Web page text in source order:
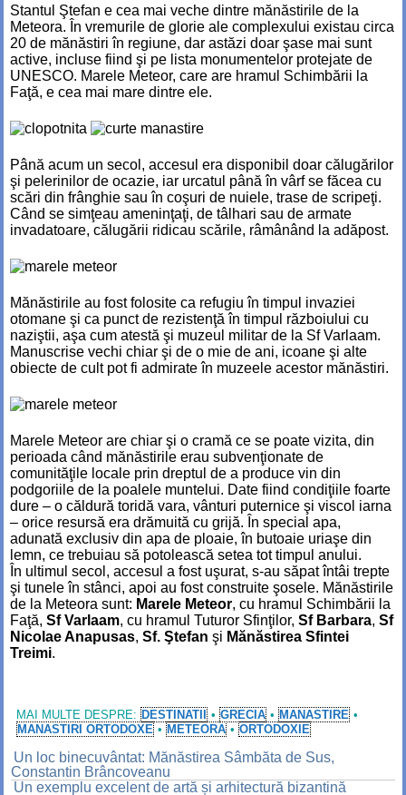
Stantul Ştefan e cea mai veche dintre mănăstirile de la
Meteora. În vremurile de glorie ale complexului existau circa
20 de mănăstiri în regiune, dar astăzi doar şase mai sunt
active, incluse fiind şi pe lista monumentelor protejate de
UNESCO. Marele Meteor, care are hramul Schimbării la
Faţă, e cea mai mare dintre ele.
Până acum un secol, accesul era disponibil doar călugărilor
şi pelerinilor de ocazie, iar urcatul până în vârf se făcea cu
scări din frânghie sau în coşuri de nuiele, trase de scripeţi.
Când se simţeau ameninţaţi, de tâlhari sau de armate
invadatoare, călugării ridicau scările, râmânând la adăpost.
Mănăstirile au fost folosite ca refugiu în timpul invaziei
otomane şi ca punct de rezistenţă în timpul războiului cu
naziştii, aşa cum atestă şi muzeul militar de la Sf Varlaam.
Manuscrise vechi chiar şi de o mie de ani, icoane şi alte
obiecte de cult pot fi admirate în muzeele acestor mănăstiri.
Marele Meteor are chiar şi o cramă ce se poate vizita, din
perioada când mănăstirile erau subvenţionate de
comunităţile locale prin dreptul de a produce vin din
podgoriile de la poalele muntelui. Date fiind condiţiile foarte
dure – o căldură toridă vara, vânturi puternice şi viscol iarna
– orice resursă era drămuită cu grijă. În special apa,
adunată exclusiv din apa de ploaie, în butoaie uriaşe din
lemn, ce trebuiau să potolească setea tot timpul anului.
În ultimul secol, accesul a fost uşurat, s-au săpat întâi trepte
şi tunele în stânci, apoi au fost construite şosele. Mănăstirile
de la Meteora sunt: Marele Meteor, cu hramul Schimbării la
Faţă, Sf Varlaam, cu hramul Tuturor Sfinţilor, Sf Barbara, Sf
Nicolae Anapusas, Sf. Ştefan şi Mănăstirea Sfintei
Treimi.
MAI MULTE DESPRE: DESTINATII • GRECIA • MANASTIRE •
MANASTIRI ORTODOXE • METEORA • ORTODOXIE
Un loc binecuvântat: Mănăstirea Sâmbăta de Sus,
Constantin Brâncoveanu
Un exemplu excelent de artă și arhitectură bizantină